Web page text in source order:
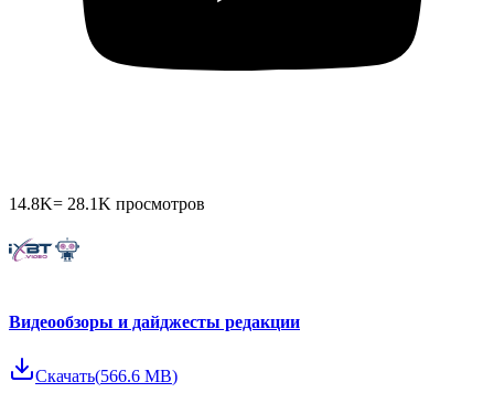
14.8K= 28.1K просмотров
Видеообзоры и дайджесты редакции
Скачать(566.6 MB)